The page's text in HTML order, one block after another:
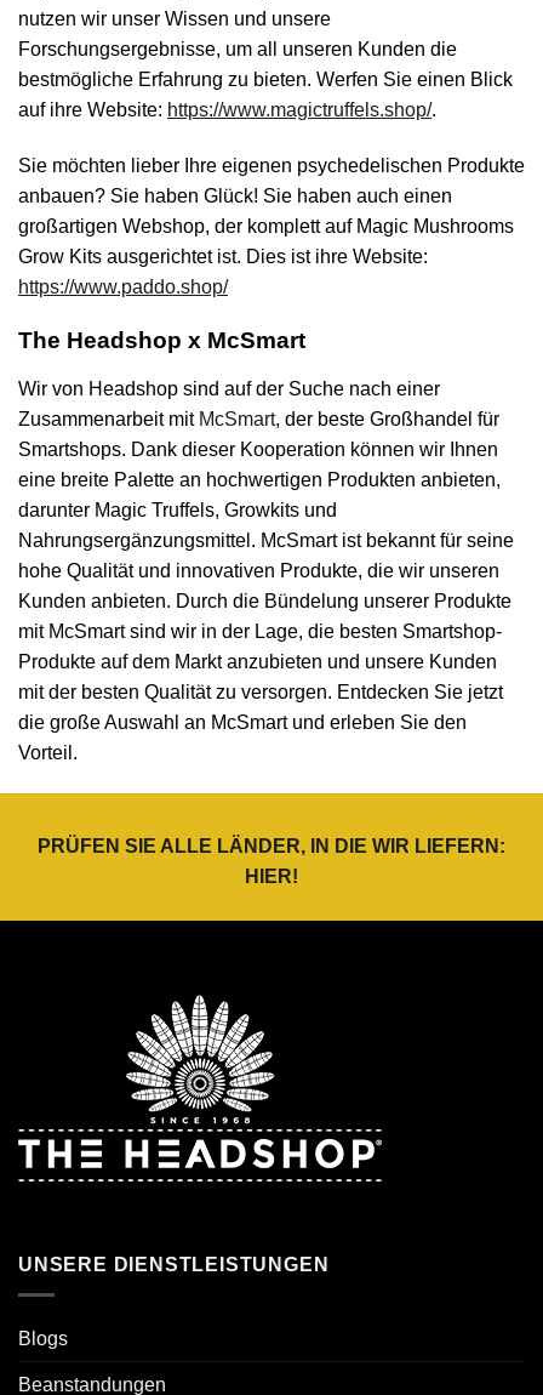
nutzen wir unser Wissen und unsere
Forschungsergebnisse, um all unseren Kunden die
bestmögliche Erfahrung zu bieten. Werfen Sie einen Blick
auf ihre Website: https://www.magictruffels.shop/.
Sie möchten lieber Ihre eigenen psychedelischen Produkte
anbauen? Sie haben Glück! Sie haben auch einen
großartigen Webshop, der komplett auf Magic Mushrooms
Grow Kits ausgerichtet ist. Dies ist ihre Website:
https://www.paddo.shop/
The Headshop x McSmart
Wir von Headshop sind auf der Suche nach einer
Zusammenarbeit mit McSmart, der beste Großhandel für
Smartshops. Dank dieser Kooperation können wir Ihnen
eine breite Palette an hochwertigen Produkten anbieten,
darunter Magic Truffels, Growkits und
Nahrungsergänzungsmittel. McSmart ist bekannt für seine
hohe Qualität und innovativen Produkte, die wir unseren
Kunden anbieten. Durch die Bündelung unserer Produkte
mit McSmart sind wir in der Lage, die besten Smartshop-
Produkte auf dem Markt anzubieten und unsere Kunden
mit der besten Qualität zu versorgen. Entdecken Sie jetzt
die große Auswahl an McSmart und erleben Sie den
Vorteil.
PRÜFEN SIE ALLE LÄNDER, IN DIE WIR LIEFERN:
HIER!
UNSERE DIENSTLEISTUNGEN
Blogs
Beanstandungen